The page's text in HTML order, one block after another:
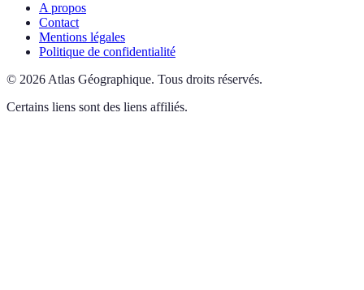
A propos
Contact
Mentions légales
Politique de confidentialité
© 2026 Atlas Géographique. Tous droits réservés.
Certains liens sont des liens affiliés.